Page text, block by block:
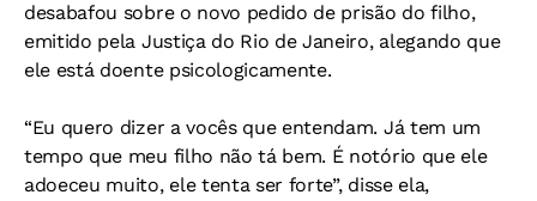
desabafou sobre o novo pedido de prisão do filho,
emitido pela Justiça do Rio de Janeiro, alegando que
ele está doente psicologicamente.
“Eu quero dizer a vocês que entendam. Já tem um
tempo que meu filho não tá bem. É notório que ele
adoeceu muito, ele tenta ser forte”, disse ela,